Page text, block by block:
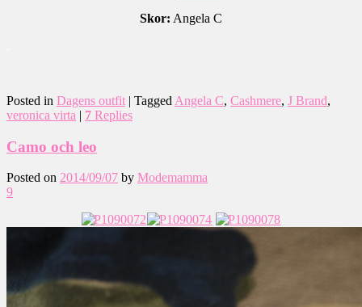
Skor: Angela C
Posted in Dagens outfit | Tagged Angela C, Cashmere, J Brand,
veronica virta | 7 Replies
Camo och leo
Posted on 2014/09/07 by Modemamma
9